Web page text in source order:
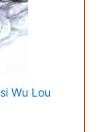
Wu Lou